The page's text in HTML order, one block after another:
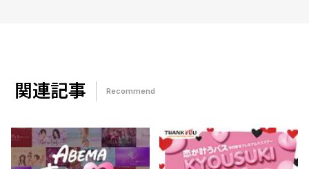
関連記事 Recommend